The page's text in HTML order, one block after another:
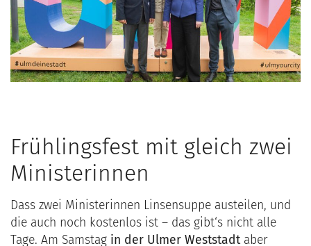
Frühlingsfest mit gleich zwei
Ministerinnen
Dass zwei Ministerinnen Linsensuppe austeilen, und
die auch noch kostenlos ist – das gibt‘s nicht alle
Tage. Am Samstag in der Ulmer Weststadtaber